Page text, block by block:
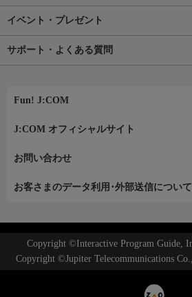
イベント・プレゼント
サポート・よくある質問
Fun! J:COM
J:COM オフィシャルサイト
お問い合わせ
お客さまのデータ利用･外部送信について
Copyright ©Interactive Program Guide,
Copyright ©Jupiter Telecommunications